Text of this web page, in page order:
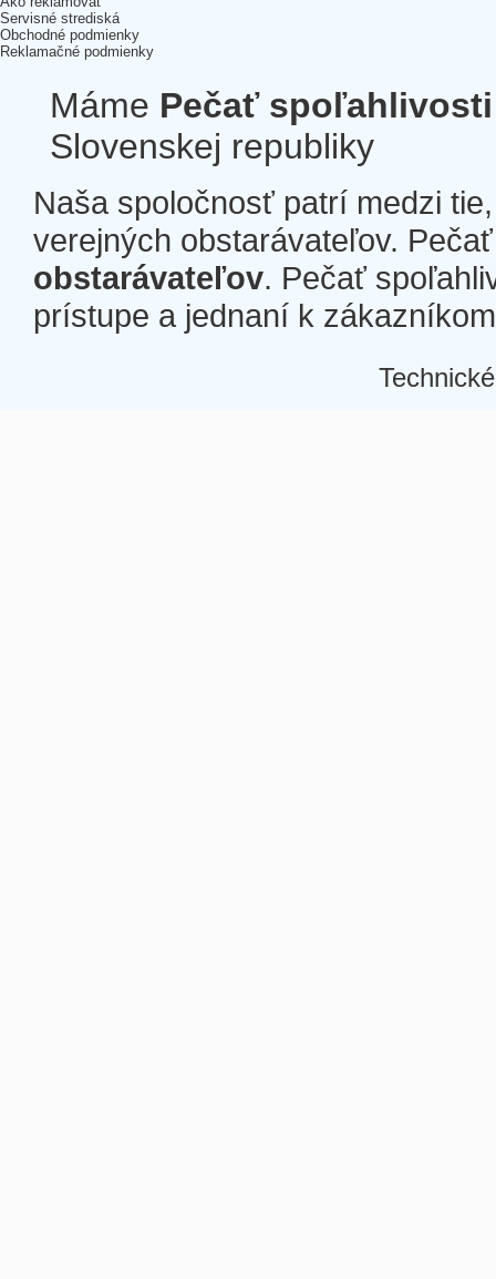
Servisné strediská
Obchodné podmienky
Reklamačné podmienky
Máme Pečať spoľahlivosti
Slovenskej republiky
Naša spoločnosť patrí medzi
verejných obstarávateľov.
obstarávateľov. Pečať
prístupe a jednaní k